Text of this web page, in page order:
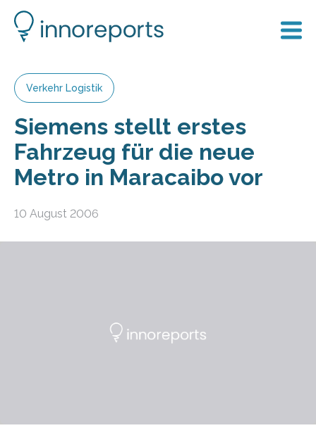
Verkehr Logistik
Siemens stellt erstes
Fahrzeug für die neue
Metro in Maracaibo vor
10 August 2006